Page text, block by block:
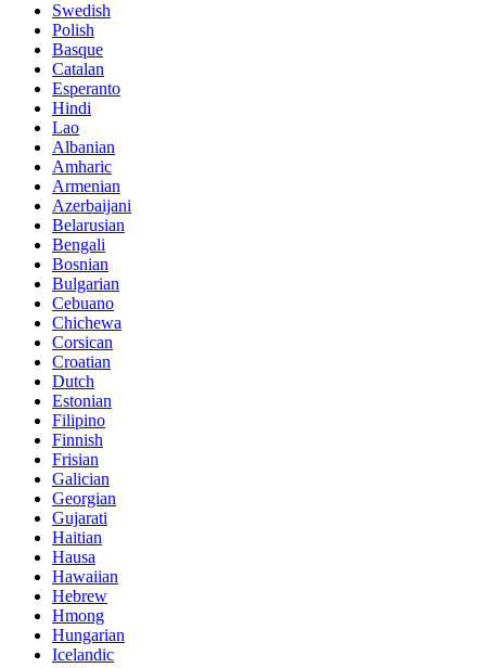
Swedish
Polish
Basque
Catalan
Esperanto
Hindi
Lao
Albanian
Amharic
Armenian
Azerbaijani
Belarusian
Bengali
Bosnian
Bulgarian
Cebuano
Chichewa
Corsican
Croatian
Dutch
Estonian
Filipino
Finnish
Frisian
Galician
Georgian
Gujarati
Haitian
Hausa
Hawaiian
Hebrew
Hmong
Hungarian
Icelandic